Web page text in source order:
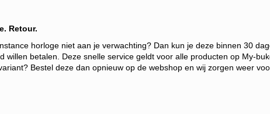
Retour.
horloge niet aan je verwachting? Dan kun je deze binnen 30
willen betalen. Deze snelle service geldt voor alle producten op My-
Bestel deze dan opnieuw op de webshop en wij zorgen weer